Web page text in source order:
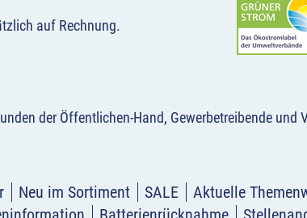
auf Rechnung.
der Öffentlichen-Hand, Gewerbetreibende und
Neu im Sortiment SALE Aktuelle